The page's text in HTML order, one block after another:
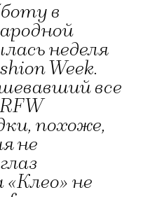
в
неделя
Week.
все
похоже,
не
не